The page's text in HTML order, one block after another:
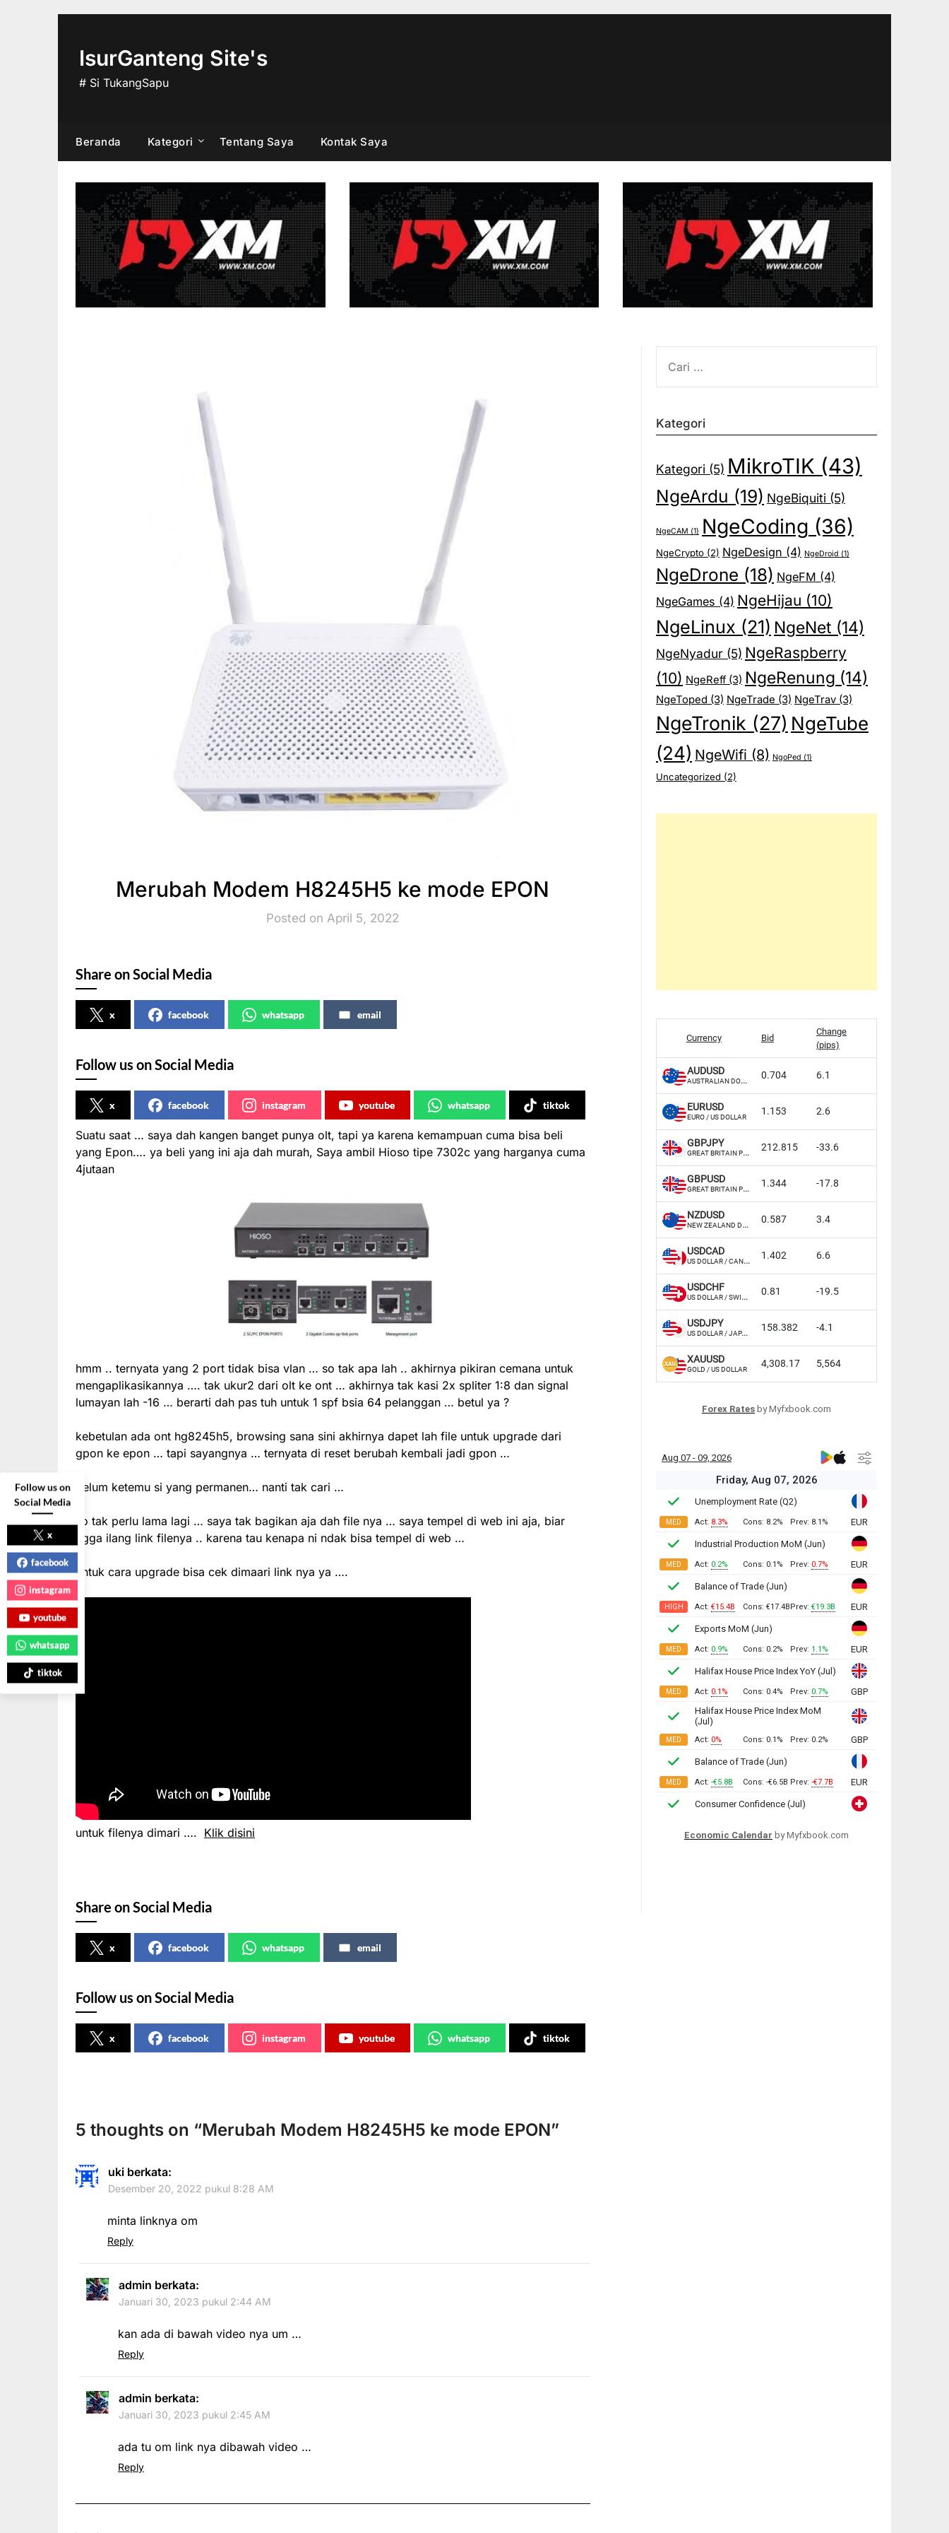
IsurGanteng Site's
# Si TukangSapu
Beranda Kategori Tentang Saya Kontak Saya
Merubah Modem H8245H5 ke mode EPON
Posted on April 5, 2022
Share on Social Media
x facebook whatsapp email
Follow us on Social Media
x facebook instagram youtube whatsapp tiktok
Suatu saat … saya dah kangen banget punya olt, tapi ya karena kemampuan cuma bisa beli
yang Epon…. ya beli yang ini aja dah murah, Saya ambil Hioso tipe 7302c yang harganya cuma
4jutaan
hmm .. ternyata yang 2 port tidak bisa vlan … so tak apa lah .. akhirnya pikiran cemana untuk
mengaplikasikannya …. tak ukur2 dari olt ke ont … akhirnya tak kasi 2x spliter 1:8 dan signal
lumayan lah -16 … berarti dah pas tuh untuk 1 spf bsia 64 pelanggan … betul ya ?
kebetulan ada ont hg8245h5, browsing sana sini akhirnya dapet lah file untuk upgrade dari
gpon ke epon … tapi sayangnya … ternyata di reset berubah kembali jadi gpon …
belum ketemu si yang permanen… nanti tak cari …
so tak perlu lama lagi … saya tak bagikan aja dah file nya … saya tempel di web ini aja, biar
ngga ilang link filenya .. karena tau kenapa ni ndak bisa tempel di web …
untuk cara upgrade bisa cek dimaari link nya ya ….
untuk filenya dimari …. Klik disini
Share on Social Media
x facebook whatsapp email
Follow us on Social Media
x facebook instagram youtube whatsapp tiktok
5 thoughts on “Merubah Modem H8245H5 ke mode EPON”
uki berkata:
Desember 20, 2022 pukul 8:28 AM
minta linknya om
Reply
admin berkata:
Januari 30, 2023 pukul 2:44 AM
kan ada di bawah video nya um …
Reply
admin berkata:
Januari 30, 2023 pukul 2:45 AM
ada tu om link nya dibawah video …
Reply
UNTUK:
Kategori
Kategori (5) MikroTIK (43)
NgeArdu (19) NgeBiquiti (5)
NgeCAM (1) NgeCoding (36)
NgeCrypto(2) NgeDesign (4) NgeDroid (1)
NgeDrone (18) NgeFM (4)
NgeGames (4) NgeHijau (10)
NgeLinux (21) NgeNet (14)
NgeNyadur(5) NgeRaspberry
(10) NgeReff(3) NgeRenung (14)
NgeToped (3) NgeTrade (3) NgeTrav(3)
NgeTronik (27) NgeTube
(24) NgeWifi (8) NgoPed (1)
Uncategorized (2)
Forex Ratesby Myfxbook.com
Economic Calendar by Myfxbook.com
Follow us on
Social Media
x
facebook
instagram
youtube
whatsapp
tiktok